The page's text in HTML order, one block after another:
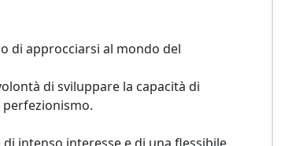
di approcciarsi al mondo del
di sviluppare la capacità di